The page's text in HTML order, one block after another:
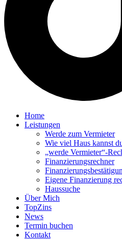
Home
Leistungen
Werde zum Vermieter
Wie viel Haus kannst
„werde Vermieter“-
Finanzierungsrechner
Eigene Finanzierung
Haussuche
Über Mich
TopZins
News
Termin buchen
Kontakt